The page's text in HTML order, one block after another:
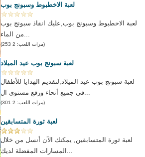
لعبة الاخطبوط وسبونج بوب
لعبة الاخطبوط وسبونج بوب,عليك انقاذ سبونج بوب
(مرات اللعب: 2 253)
لعبة سبونج بوب عيد الميلاد
لعبة سبونج بوب عيد الميلاد,لتقديم الهدايا للأطفال
(مرات اللعب: 2 301)
لعبة ثورة المتسابقين
لعبة ثورة المتسابقين, يمكنك الآن أنسل من خلال